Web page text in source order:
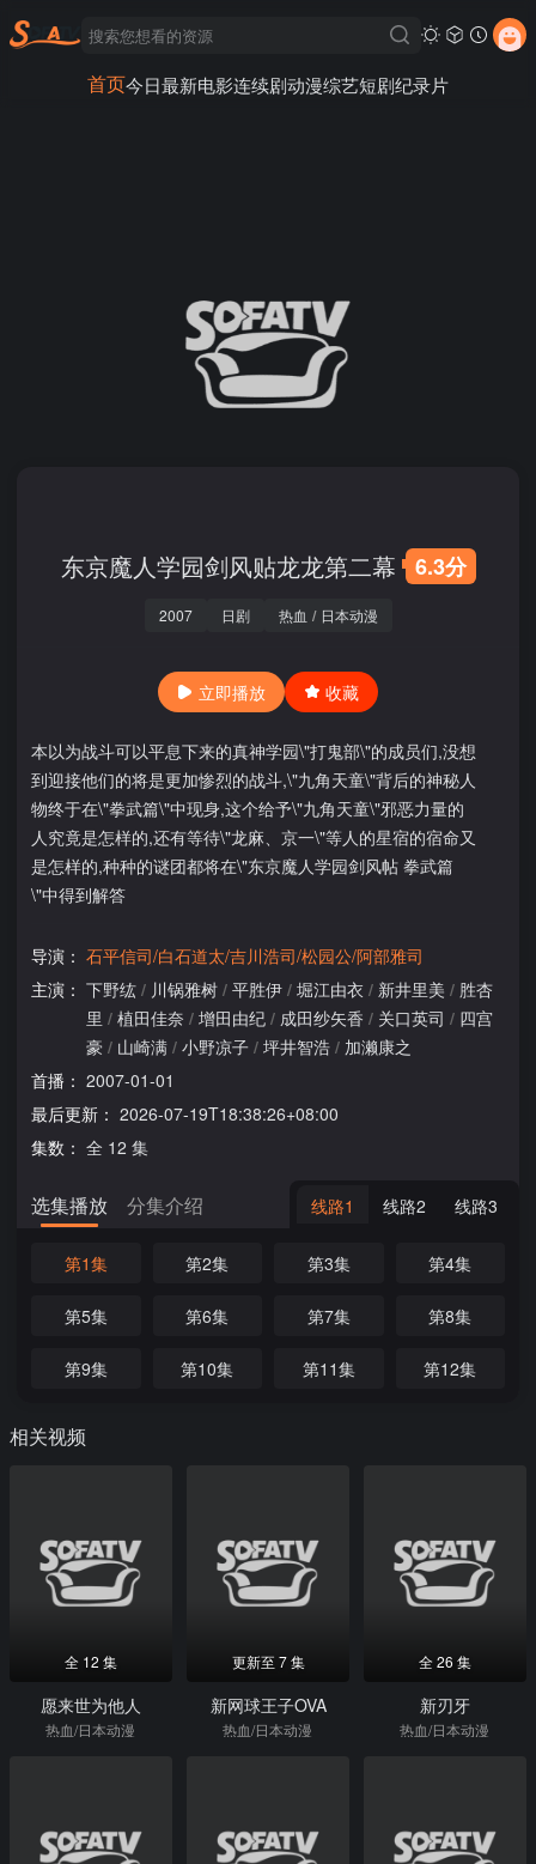
首页今日最新电影连续剧动漫综艺短剧纪录片
东京魔人学园剑风贴龙龙第二幕 6.3分
2007 日剧 热血 / 日本动漫
立即播放 收藏
本以为战斗可以平息下来的真神学园\"打鬼部\"的成员们,没想
到迎接他们的将是更加惨烈的战斗,\"九角天童\"背后的神秘人
物终于在\"拳武篇\"中现身,这个给予\"九角天童\"邪恶力量的
人究竟是怎样的,还有等待\"龙麻、京一\"等人的星宿的宿命又
是怎样的,种种的谜团都将在\"东京魔人学园剑风帖 拳武篇
\"中得到解答
导演： 石平信司/白石道太/吉川浩司/松园公/阿部雅司
主演： 下野纮 / 川锅雅树 / 平胜伊 / 堀江由衣 / 新井里美 / 胜杏
里 / 植田佳奈 / 增田由纪 / 成田纱矢香 / 关口英司 / 四宫
豪 / 山崎满 / 小野凉子 / 坪井智浩 / 加濑康之
首播： 2007-01-01
最后更新： 2026-07-19T18:38:26+08:00
集数： 全 12 集
选集播放 分集介绍 线路1 线路2 线路3
第1集 第2集 第3集 第4集
第5集 第6集 第7集 第8集
第9集 第10集 第11集 第12集
相关视频
全 12 集
愿来世为他人
热血/日本动漫
更新至 7 集
新网球王子OVA
热血/日本动漫
全 26 集
新刃牙
热血/日本动漫